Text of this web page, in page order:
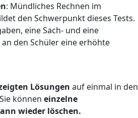
: Mündliches Rechnen im
den Schwerpunkt dieses Tests.
eine Sach- und eine
den Schüler eine erhöhte
Lösungen auf einmal in den
können einzelne
wieder löschen.